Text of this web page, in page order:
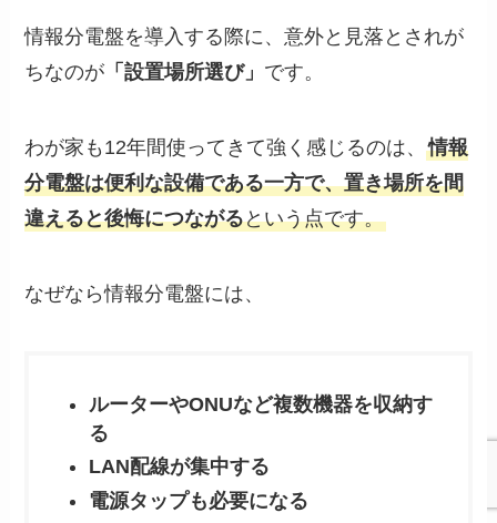
情報分電盤を導入する際に、意外と見落とされが
ちなのが 「設置場所選び」 です。
わが家も12年間使ってきて強く感じるのは、情報
分電盤は便利な設備である一方で、置き場所を間
違えると後悔につながるという点です。
なぜなら情報分電盤には、
ルーターやONUなど複数機器を収納す
る
LAN配線が集中する
電源タップも必要になる